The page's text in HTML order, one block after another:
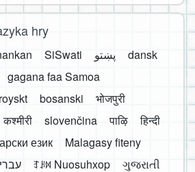
hry
SiSwati پښتو
dansk
gagana faa Samoa
bosanski
भोजपुरी
कश्मीरी slovenčina पाऴि
हिन्दी
език
Malagasy fiteny
ꆈꌠ꒿ Nuosuhxop
ગુજરાતી